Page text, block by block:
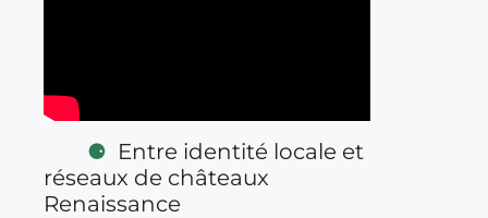
Entre identité locale et
réseaux de châteaux
Renaissance